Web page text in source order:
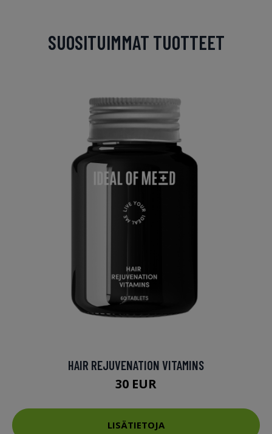
SUOSITUIMMAT TUOTTEET
HAIR REJUVENATION VITAMINS
30 EUR
LISÄTIETOJA